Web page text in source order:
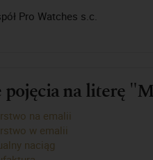
Pro Watches s.c.
pojęcia na literę
na emalii
w emalii
naciąg